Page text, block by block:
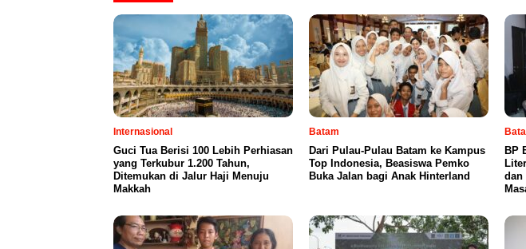
Internasional
Guci Tua Berisi 100 Lebih Perhiasan
yang Terkubur 1.200 Tahun,
Ditemukan di Jalur Haji Menuju
Makkah
Batam
Dari Pulau-Pulau Batam ke Kampus
Top Indonesia, Beasiswa Pemko
Buka Jalan bagi Anak Hinterland
BP
dan